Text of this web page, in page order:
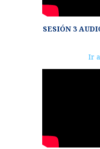
SESIÓN 3
de
Ir